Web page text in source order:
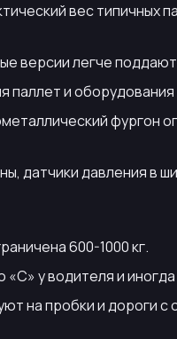
вес типичных
версии легче
паллет и
фургон
датчики давления в
600-1000 кг.
у водителя и
на пробки и дороги